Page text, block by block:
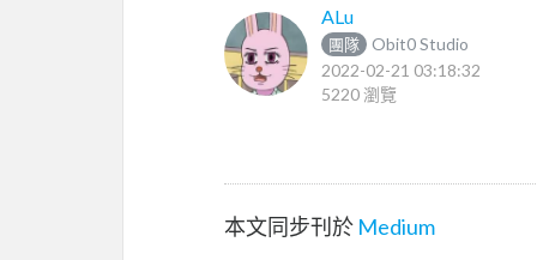
ALu
團隊
Obit0 Studio
2022-02-21 03:18:32
5220 瀏覽
本文同步刊於 Medium